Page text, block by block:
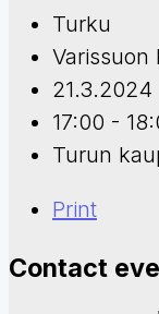
Turku
Varissuon
21.3.2024
17:00 -
Turun
Print
Contact